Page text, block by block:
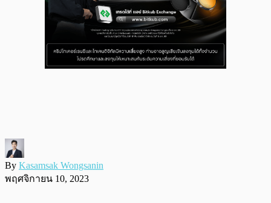
By Kasamsak Wongsanin
พฤศจิกายน 10, 2023